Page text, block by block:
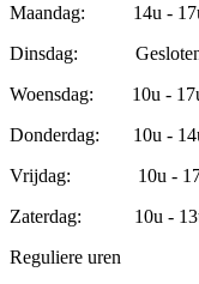
Maandag: 14u -
Dinsdag:
Woensdag: 10u -
Donderdag: 10u -
Vrijdag: 10u -
Zaterdag: 10u -
Reguliere uren